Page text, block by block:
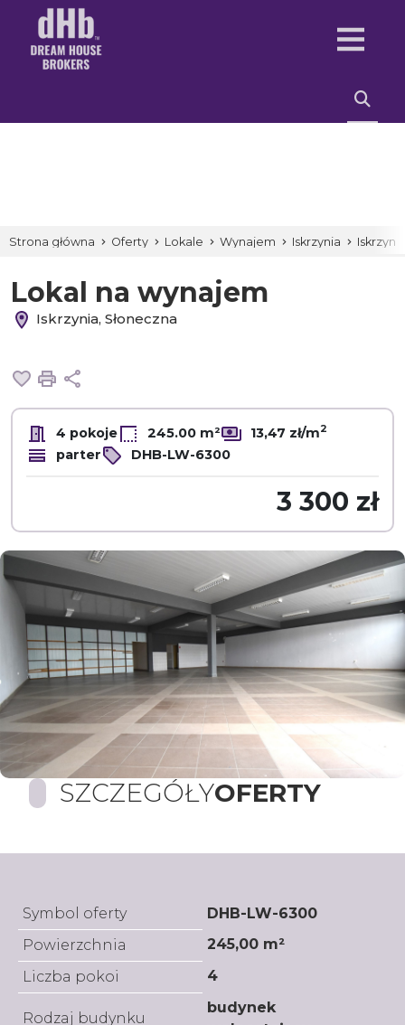
Strona główna Oferty Lokale Wynajem Iskrzynia Iskrzynia
Lokal na wynajem
Iskrzynia, Słoneczna
Dodaj do ulubionych
Drukuj
4 pokoje 245.00 m² 13,47 zł/m2
parter DHB-LW-6300
3 300 zł
SZCZEGÓŁYOFERTY
Symbol oferty
DHB-LW-6300
Powierzchnia
245,00 m²
Liczba pokoi
4
Rodzaj budynku
budynek